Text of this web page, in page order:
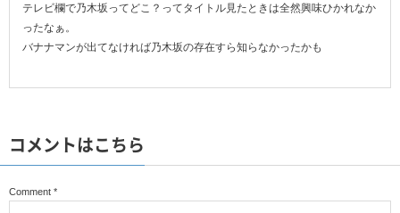
テレビ欄で乃木坂ってどこ？ってタイトル見たときは全然興味ひかれなか
ったなぁ。
バナナマンが出てなければ乃木坂の存在すら知らなかったかも
コメントはこちら
Comment *